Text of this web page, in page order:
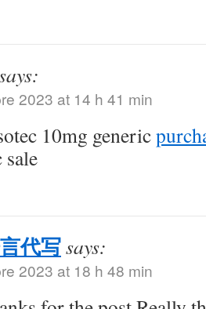
2023 at 14 h 41 min
10mg generic
sale
代写says:
2023 at 18 h 48 min